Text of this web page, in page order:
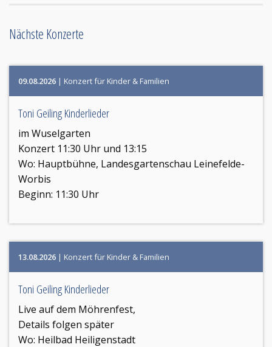
Nächste Konzerte
09.08.2026 | Konzert für Kinder & Familien
Toni Geiling Kinderlieder
im Wuselgarten
Konzert 11:30 Uhr und 13:15
Wo: Hauptbühne, Landesgartenschau Leinefelde-
Worbis
Beginn: 11:30 Uhr
13.08.2026 | Konzert für Kinder & Familien
Toni Geiling Kinderlieder
Live auf dem Möhrenfest,
Details folgen später
Wo: Heilbad Heiligenstadt